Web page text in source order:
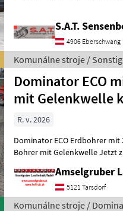
S.A.T.
4906 Eberschwang
Komunálne stroje /
Dominator ECO
mit Gelenkwelle
R. v. 2026
Dominator ECO Erdbohrer
Bohrer mit Gelenkwelle Jetzt zum Aktionspreis. Dominator ECO
Amselgruber
5121 Tarsdorf
Komunálne stroje /